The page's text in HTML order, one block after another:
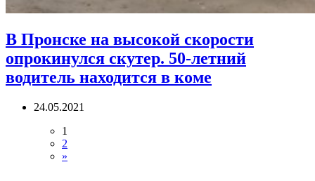
В Пронске на высокой скорости
опрокинулся скутер. 50-летний
водитель находится в коме
24.05.2021
1
2
»